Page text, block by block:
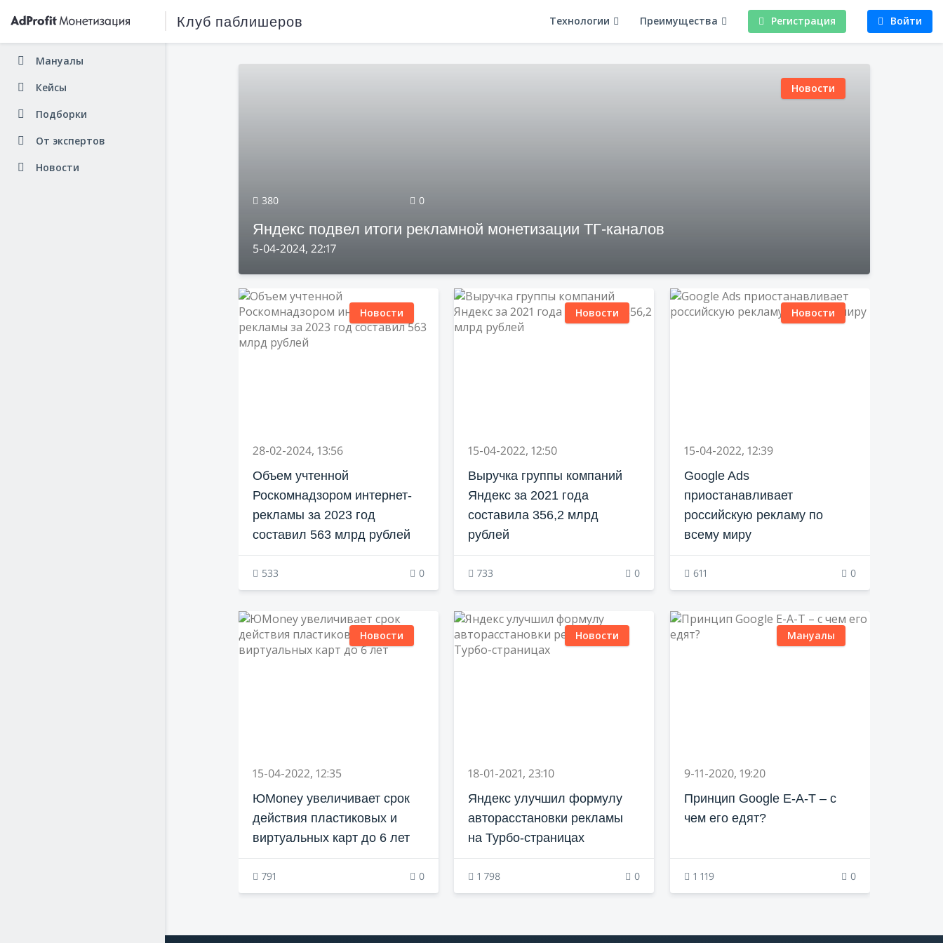
Клуб паблишеров Технологии Преимущества Регистрация Войти
Мануалы
Кейсы
Подборки
От экспертов
Новости
Новости
380 0
Яндекс подвел итоги рекламной монетизации ТГ-каналов
5-04-2024, 22:17
Новости
28-02-2024, 13:56
Объем учтенной
Роскомнадзором интернет-
рекламы за 2023 год
составил 563 млрд рублей
533 0
Новости
15-04-2022, 12:50
Выручка группы компаний
Яндекс за 2021 года
составила 356,2 млрд
рублей
733 0
Новости
15-04-2022, 12:39
Google Ads
приостанавливает
российскую рекламу по
всему миру
611 0
Новости
15-04-2022, 12:35
ЮMoney увеличивает срок
действия пластиковых и
виртуальных карт до 6 лет
791 0
Новости
18-01-2021, 23:10
Яндекс улучшил формулу
авторасстановки рекламы
на Турбо-страницах
1 798 0
Мануалы
9-11-2020, 19:20
Принцип Google E-A-T – с
чем его едят?
1 119 0